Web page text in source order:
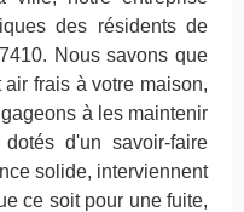
des résidents de
Nous savons que
frais à votre maison,
à les maintenir
d'un savoir-faire
solide, interviennent
ce soit pour une fuite,